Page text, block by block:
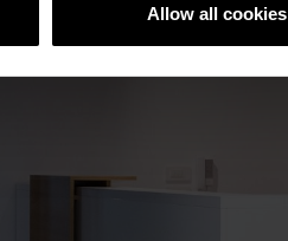
Allow all cookies